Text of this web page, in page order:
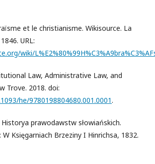
et le christianisme. Wikisource. La
URL:
wiki/
Law, Administrative Law, and
Trove. 2018. doi:
he/9780198804680.001.0001.
prawodawstw słowiańskich.
W Księgarniach Brzeziny I Hinrichsa, 1832.